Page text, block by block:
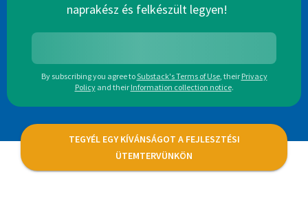
naprakész és felkészült legyen!
By subscribing you agree toSubstack's Terms of Use, their Privacy
Policy and their Information collection notice.
TEGYÉL EGY KÍVÁNSÁGOT A FEJLESZTÉSI
ÜTEMTERVÜNKÖN